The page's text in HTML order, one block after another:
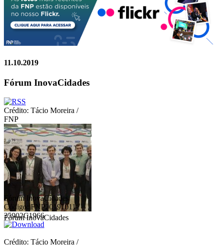
11.10.2019
Fórum InovaCidades
Crédito: Tácio Moreira /
FNP
Fórum InovaCidades
Fórum InovaCidades
Código: FNP20191011-
35902C1966
Crédito: Tácio Moreira /